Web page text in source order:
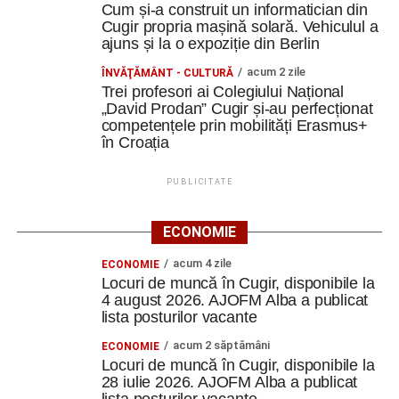
utilitate putea primi o nouă viață.
Aceste activități ne-au făcut să înțelegem că
sustenabilitatea nu înseamnă doar politici europene și
concepte complexe. Înseamnă și să reparăm înainte să
aruncăm, să refolosim înainte să cumpărăm și să găsim
soluții creative pentru ceea ce avem deja”.
creat și testat propriile workshopuri. A fost o experiență în
S-a continuat cu tema Media Literacy, iar apoi fiecare
„Am învățat să construim mesaje, să lucrăm în echipă și
Cum și-a construit un informatician din
Cugir propria mașină solară. Vehiculul a
ajuns și la o expoziție din Berlin
ÎNVĂŢĂMÂNT - CULTURĂ acum 2 zile
Trei profesori ai Colegiului Național
„David Prodan” Cugir și-au perfecționat
competențele prin mobilități Erasmus+
în Croația
PUBLICITATE
ECONOMIE
ECONOMIE acum 4 zile
Locuri de muncă în Cugir, disponibile la
4 august 2026. AJOFM Alba a publicat
lista posturilor vacante
ECONOMIE acum 2 săptămâni
Locuri de muncă în Cugir, disponibile la
28 iulie 2026. AJOFM Alba a publicat